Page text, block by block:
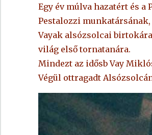
Egy év múlva hazatért és a
Pestalozzi
Vayak alsózsolcai
világ első tornatanára.
Mindezt az idősb Vay
Végül ottragadt